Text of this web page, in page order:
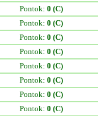
Pontok: 0 (C)
Pontok: 0 (C)
Pontok: 0 (C)
Pontok: 0 (C)
Pontok: 0 (C)
Pontok: 0 (C)
Pontok: 0 (C)
Pontok: 0 (C)